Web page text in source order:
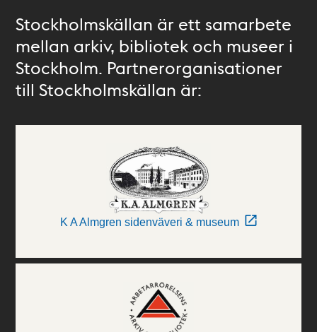
Stockholmskällan är ett samarbete
mellan arkiv, bibliotek och museer i
Stockholm. Partnerorganisationer
till Stockholmskällan är:
K A Almgren sidenväveri & museum